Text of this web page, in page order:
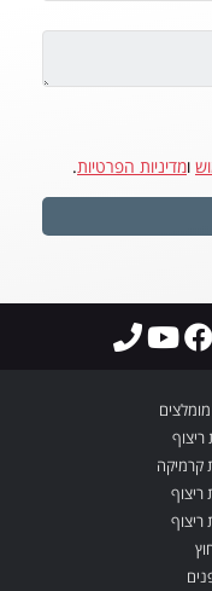
ומדיניות הפרטיות.
ריצוף
קרמיקה